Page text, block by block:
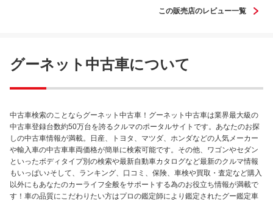
この販売店のレビュー一覧
グーネット中古車について
中古車検索のことならグーネット中古車！グーネット中古車は業界最大級の
中古車登録台数約50万台を誇るクルマのポータルサイトです。あなたのお探
しの中古車情報が満載。日産、トヨタ、マツダ、ホンダなどの人気メーカー
や輸入車の中古車車両価格が簡単に検索可能です。その他、ワゴンやセダン
といったボディタイプ別の検索や最新自動車カタログなど最新のクルマ情報
もいっぱい♪そして、ランキング、口コミ、保険、車検や買取・査定など購入
以外にもあなたのカーライフ全般をサポートする為のお役立ち情報が満載で
す！車の品質にこだわりたい方はプロの鑑定師により鑑定されたグー鑑定車